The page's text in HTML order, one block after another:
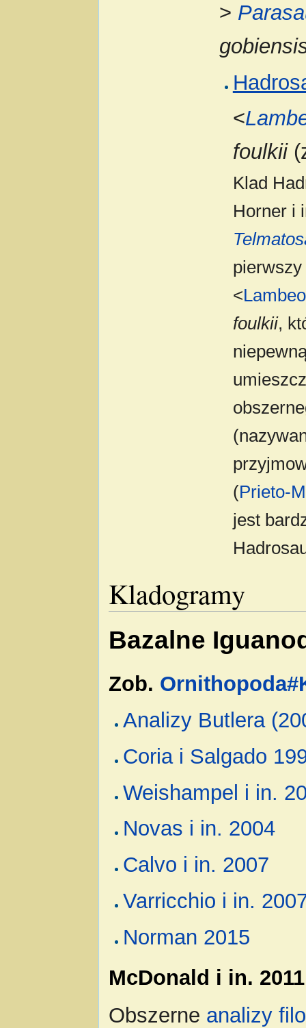
>
<
foulkii
Klad
Horner i
<
foulkii,
(Prieto-
jest
Kladogramy
Bazalne
Zob.
Analizy Butlera
Coria i Salgado
Weishampel i in.
Novas i in. 2004
Calvo i in. 2007
Varricchio i in.
Norman 2015
McDonald i in.
Obszerne analizy